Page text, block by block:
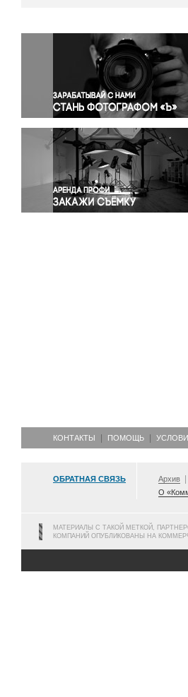
Окружающая среда
Политика
Правосудие
Происшествия и конфликты
Религия
Светская жизнь
Спорт
Экология
Экономика и бизнес
КОНТАКТЫ ПОМОЩЬ
ОБРАТНАЯ СВЯЗЬ Архив
О
МАТЕРИАЛЫ С ТАКОЙ МЕТКОЙ,
КОМПАНИЙ ОПУБЛИКОВАНЫ НА